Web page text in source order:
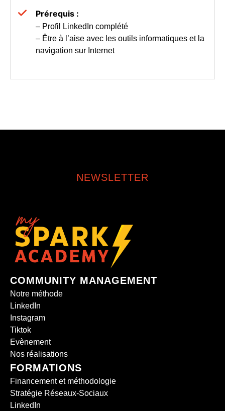
Prérequis :
– Profil LinkedIn complété
– Être à l’aise avec les outils informatiques et la
navigation sur Internet
NEWSLETTER
COMMUNITY MANAGEMENT
Notre méthode
LinkedIn
Instagram
Tiktok
Evènement
Nos réalisations
FORMATIONS
Financement et méthodologie
Stratégie Réseaux-Sociaux
LinkedIn